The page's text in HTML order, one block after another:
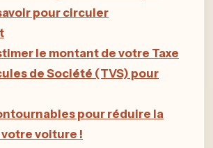
pour circuler
le montant de votre Taxe
de Société (TVS) pour
pour réduire la
voiture !